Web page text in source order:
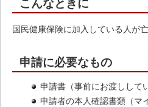
こんなときに
国民健康保険に加入している人が
申請に必要なもの
申請書（事前にお渡しして
申請者の本人確認書類（マ